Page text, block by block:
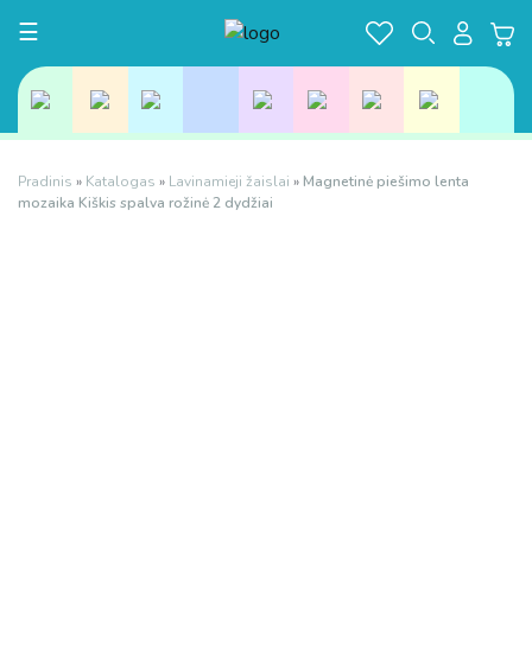
Toggle navigation
☰
Pradinis » Katalogas » Lavinamieji žaislai » Magnetinė piešimo lenta
mozaika Kiškis spalva rožinė 2 dydžiai